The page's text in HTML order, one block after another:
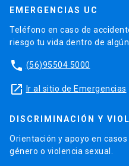
EMERGENCIAS UC
Teléfono en caso de
riesgo tu vida dentro de
phone (56)95504 5000
launch Ir al sitio de Emergencias
DISCRIMINACIÓN Y
Orientación y apoyo en
género o violencia sexual.